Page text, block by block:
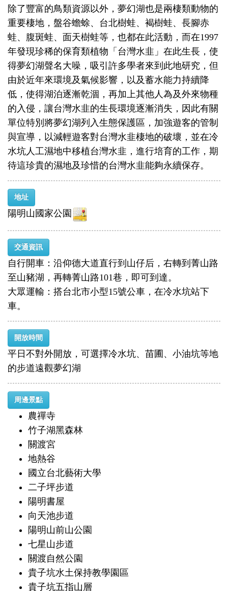
除了豐富的鳥類資源以外，夢幻湖也是兩棲類動物的
重要棲地，盤谷蟾蜍、台北樹蛙、褐樹蛙、長腳赤
蛙、腹斑蛙、面天樹蛙等，也都在此活動，而在1997
年發現珍稀的保育類植物「台灣水韭」在此生長，使
得夢幻湖聲名大噪，吸引許多學者來到此地研究，但
由於近年來環境及氣候影響，以及蓄水能力持續降
低，使得湖泊逐漸乾涸，再加上其他人為及外來物種
的入侵，讓台灣水韭的生長環境逐漸消失，因此有關
單位特別將夢幻湖列入生態保護區，加強遊客的管制
與宣導，以減輕遊客對台灣水韭棲地的破壞，並在冷
水坑人工濕地中移植台灣水韭，進行培育的工作，期
待這珍貴的濕地及珍惜的台灣水韭能夠永續保存。
地址
陽明山國家公園
交通資訊
自行開車：沿仰德大道直行到山仔后，右轉到菁山路
至山豬湖，再轉菁山路101巷，即可到達。
大眾運輸：搭台北市小型15號公車，在冷水坑站下
車。
開放時間
平日不對外開放，可選擇冷水坑、苗圃、小油坑等地
的步道遠觀夢幻湖
周邊景點
農禪寺
竹子湖黑森林
關渡宮
地熱谷
國立台北藝術大學
二子坪步道
陽明書屋
向天池步道
陽明山前山公園
七星山步道
關渡自然公園
貴子坑水土保持教學園區
貴子坑五指山層